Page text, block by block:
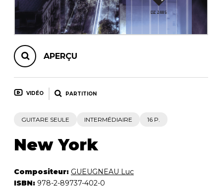
APERÇU
VIDÉO PARTITION
GUITARE SEULE INTERMÉDIAIRE 16 P.
New York
Compositeur: GUEUGNEAU Luc
ISBN: 978-2-89737-402-0